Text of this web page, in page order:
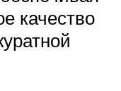
качество